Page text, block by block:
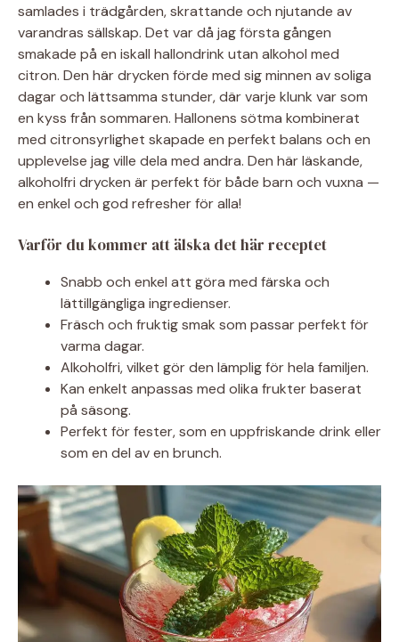
samlades i trädgården, skrattande och njutande av
varandras sällskap. Det var då jag första gången
smakade på en iskall hallondrink utan alkohol med
citron. Den här drycken förde med sig minnen av soliga
dagar och lättsamma stunder, där varje klunk var som
en kyss från sommaren. Hallonens sötma kombinerat
med citronsyrlighet skapade en perfekt balans och en
upplevelse jag ville dela med andra. Den här läskande,
alkoholfri drycken är perfekt för både barn och vuxna —
en enkel och god refresher för alla!
Varför du kommer att älska det här receptet
Snabb och enkel att göra med färska och
lättillgängliga ingredienser.
Fräsch och fruktig smak som passar perfekt för
varma dagar.
Alkoholfri, vilket gör den lämplig för hela familjen.
Kan enkelt anpassas med olika frukter baserat
på säsong.
Perfekt för fester, som en uppfriskande drink eller
som en del av en brunch.